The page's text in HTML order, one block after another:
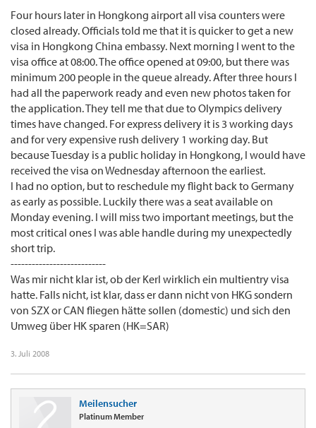
Four hours later in Hongkong airport all visa counters were
closed already. Officials told me that it is quicker to get a new
visa in Hongkong China embassy. Next morning I went to the
visa office at 08:00. The office opened at 09:00, but there was
minimum 200 people in the queue already. After three hours I
had all the paperwork ready and even new photos taken for
the application. They tell me that due to Olympics delivery
times have changed. For express delivery it is 3 working days
and for very expensive rush delivery 1 working day. But
because Tuesday is a public holiday in Hongkong, I would have
received the visa on Wednesday afternoon the earliest.
I had no option, but to reschedule my flight back to Germany
as early as possible. Luckily there was a seat available on
Monday evening. I will miss two important meetings, but the
most critical ones I was able handle during my unexpectedly
short trip.
---------------------------
Was mir nicht klar ist, ob der Kerl wirklich ein multientry visa
hatte. Falls nicht, ist klar, dass er dann nicht von HKG sondern
von SZX or CAN fliegen hätte sollen (domestic) und sich den
Umweg über HK sparen (HK=SAR)
3. Juli 2008
Meilensucher
Platinum Member